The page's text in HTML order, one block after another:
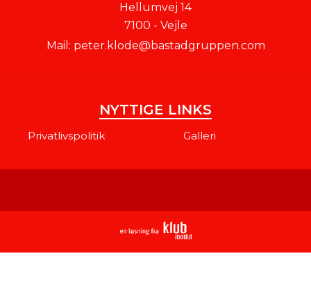
Hellumvej 14
7100 - Vejle
Mail: peter.klode@bastadgruppen.com
NYTTIGE LINKS
Privatlivspolitik Galleri